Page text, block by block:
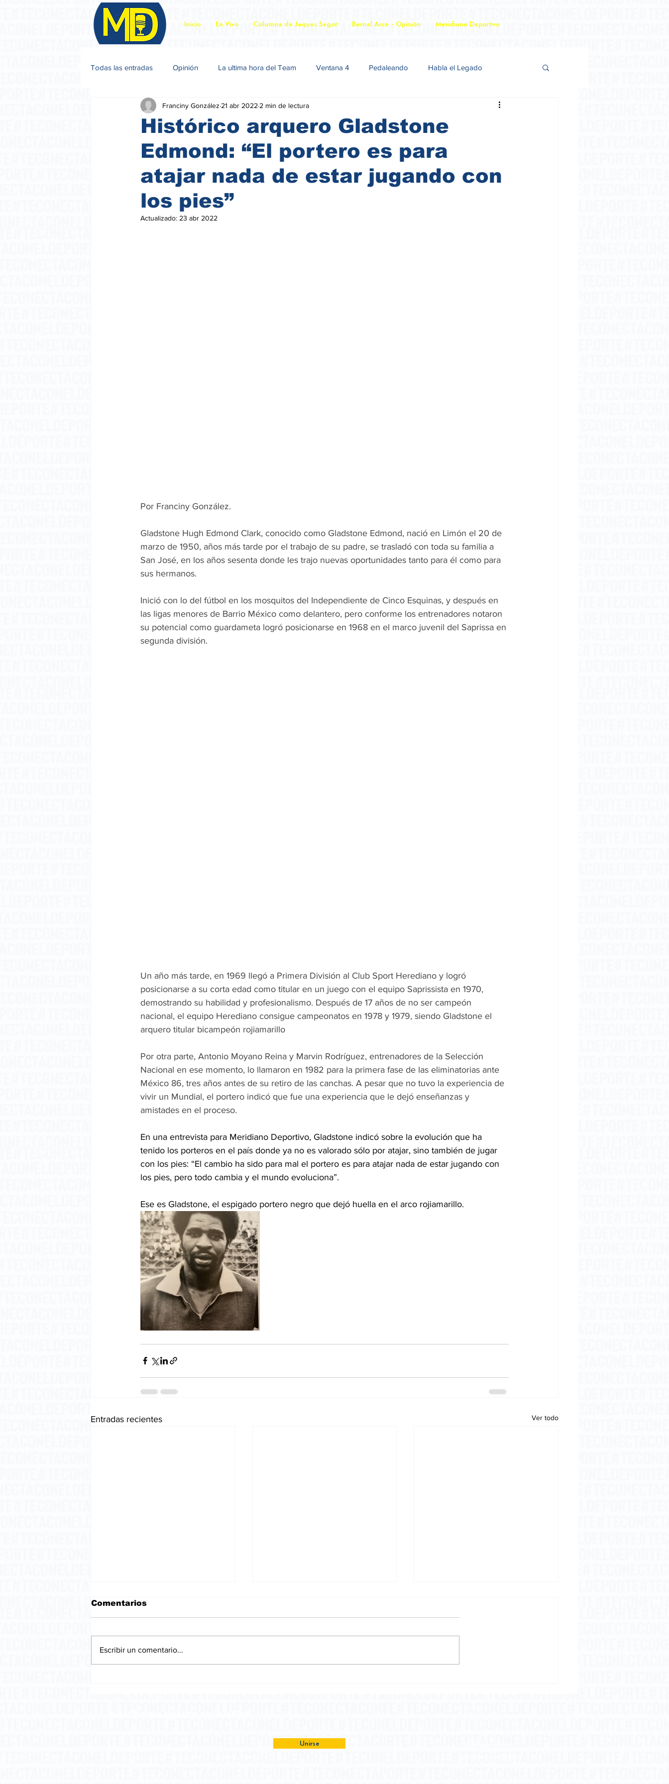
Inicio En Vivo Columna de Jaques Sagot Bernal Arce - Opinión Meridiano Deportivo
Todas las entradas Opinión La ultima hora del Team Ventana 4 Pedaleando Habla el Legado
Jacques Sagot
Histórico arquero Gladstone
Edmond: “El portero es para
atajar nada de estar jugando con
los pies”
Franciny González 21 abr 2022 2 min de lectura
Actualizado: 23 abr 2022
Por Franciny González.
Gladstone Hugh Edmond Clark, conocido como Gladstone Edmond, nació en Limón el 20 de
marzo de 1950, años más tarde por el trabajo de su padre, se trasladó con toda su familia a
San José, en los años sesenta donde les trajo nuevas oportunidades tanto para él como para
sus hermanos.
Inició con lo del fútbol en los mosquitos del Independiente de Cinco Esquinas, y después en
las ligas menores de Barrio México como delantero, pero conforme los entrenadores notaron
su potencial como guardameta logró posicionarse en 1968 en el marco juvenil del Saprissa en
segunda división.
Un año más tarde, en 1969 llegó a Primera División al Club Sport Herediano y logró
posicionarse a su corta edad como titular en un juego con el equipo Saprissista en 1970,
demostrando su habilidad y profesionalismo. Después de 17 años de no ser campeón
nacional, el equipo Herediano consigue campeonatos en 1978 y 1979, siendo Gladstone el
arquero titular bicampeón rojiamarillo
Por otra parte, Antonio Moyano Reina y Marvin Rodríguez, entrenadores de la Selección
Nacional en ese momento, lo llamaron en 1982 para la primera fase de las eliminatorias ante
México 86, tres años antes de su retiro de las canchas. A pesar que no tuvo la experiencia de
vivir un Mundial, el portero indicó que fue una experiencia que le dejó enseñanzas y
amistades en el proceso.
En una entrevista para Meridiano Deportivo, Gladstone indicó sobre la evolución que ha
tenido los porteros en el país donde ya no es valorado sólo por atajar, sino también de jugar
con los pies: “El cambio ha sido para mal el portero es para atajar nada de estar jugando con
los pies, pero todo cambia y el mundo evoluciona”.
Ese es Gladstone, el espigado portero negro que dejó huella en el arco rojiamarillo.
Entradas recientes Ver todo
Comentarios
Escribir un comentario...
Unirse